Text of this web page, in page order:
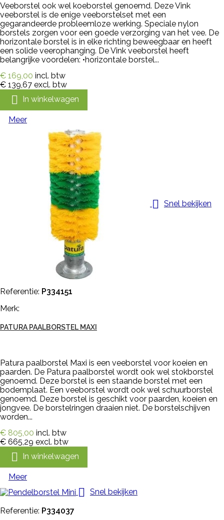
Veeborstel ook wel koeborstel genoemd. Deze Vink
veeborstel is de enige veeborstelset met een
gegarandeerde probleemloze werking. Speciale nylon
borstels zorgen voor een goede verzorging van het vee. De
horizontale borstel is in elke richting beweegbaar en heeft
een solide veerophanging. De Vink veeborstel heeft
belangrijke voordelen: •horizontale borstel...
€ 169,00 incl. btw
€ 139,67 excl. btw
 In winkelwagen
Meer
 Snel bekijken
Referentie: P334151
Merk:
PATURA PAALBORSTEL MAXI
Patura paalborstel Maxi is een veeborstel voor koeien en
paarden. De Patura paalborstel wordt ook wel stokborstel
genoemd. Deze borstel is een staande borstel met een
bodemplaat. Een veeborstel wordt ook wel schuurborstel
genoemd. Deze borstel is geschikt voor paarden, koeien en
jongvee. De borstelringen draaien niet. De borstelschijven
worden...
€ 805,00 incl. btw
€ 665,29 excl. btw
 In winkelwagen
Meer
 Snel bekijken
Referentie: P334037